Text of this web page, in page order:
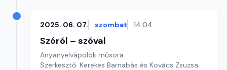
2025. 06. 07. szombat 14:04
Szóról – szóval
Anyanyelvápolók műsora
Szerkesztő: Kerekes Barnabás és Kovács Zsuzsa